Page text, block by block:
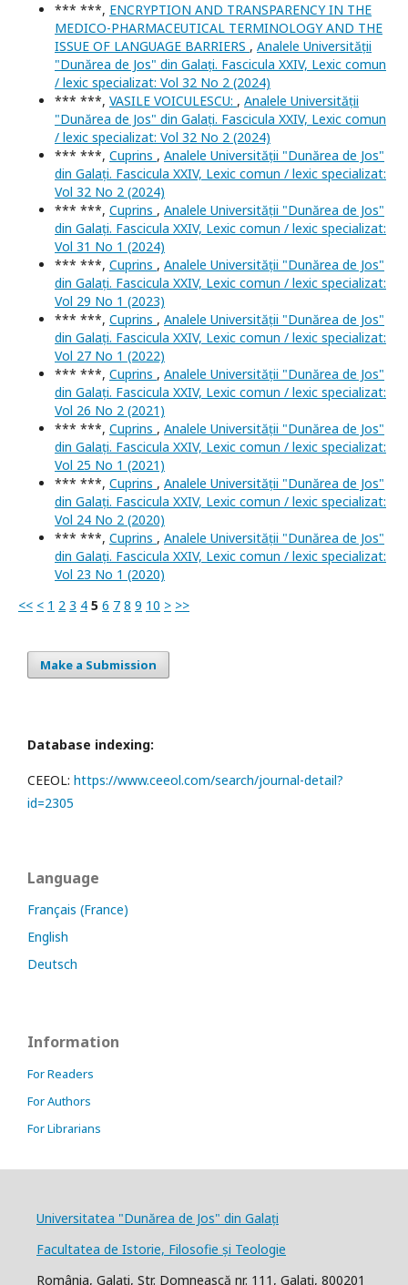
*** ***, ENCRYPTION AND TRANSPARENCY IN THE
MEDICO-PHARMACEUTICAL TERMINOLOGY AND THE
ISSUE OF LANGUAGE BARRIERS , Analele Universității
"Dunărea de Jos" din Galați. Fascicula XXIV, Lexic comun
/ lexic specializat: Vol 32 No 2 (2024)
*** ***, VASILE VOICULESCU: , Analele Universității
"Dunărea de Jos" din Galați. Fascicula XXIV, Lexic comun
/ lexic specializat: Vol 32 No 2 (2024)
*** ***, Cuprins , Analele Universității "Dunărea de Jos"
din Galați. Fascicula XXIV, Lexic comun / lexic specializat:
Vol 32 No 2 (2024)
*** ***, Cuprins , Analele Universității "Dunărea de Jos"
din Galați. Fascicula XXIV, Lexic comun / lexic specializat:
Vol 31 No 1 (2024)
*** ***, Cuprins , Analele Universității "Dunărea de Jos"
din Galați. Fascicula XXIV, Lexic comun / lexic specializat:
Vol 29 No 1 (2023)
*** ***, Cuprins , Analele Universității "Dunărea de Jos"
din Galați. Fascicula XXIV, Lexic comun / lexic specializat:
Vol 27 No 1 (2022)
*** ***, Cuprins , Analele Universității "Dunărea de Jos"
din Galați. Fascicula XXIV, Lexic comun / lexic specializat:
Vol 26 No 2 (2021)
*** ***, Cuprins , Analele Universității "Dunărea de Jos"
din Galați. Fascicula XXIV, Lexic comun / lexic specializat:
Vol 25 No 1 (2021)
*** ***, Cuprins , Analele Universității "Dunărea de Jos"
din Galați. Fascicula XXIV, Lexic comun / lexic specializat:
Vol 24 No 2 (2020)
*** ***, Cuprins , Analele Universității "Dunărea de Jos"
din Galați. Fascicula XXIV, Lexic comun / lexic specializat:
Vol 23 No 1 (2020)
<< < 1 2 3 4 5 6 7 8 9 10 > >>
Make a Submission
Database indexing:
CEEOL: https://www.ceeol.com/search/journal-detail?
id=2305
Language
Français (France)
English
Deutsch
Information
For Readers
For Authors
For Librarians
Universitatea "Dunărea de Jos" din Galați
Facultatea de Istorie, Filosofie și Teologie
România, Galați, Str. Domnească nr. 111, Galaţi, 800201